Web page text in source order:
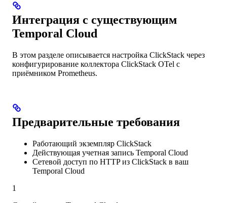
Интеграция с существующим
Temporal Cloud
В этом разделе описывается настройка ClickStack через
конфигурирование коллектора ClickStack OTel с
приёмником Prometheus.
Предварительные требования
Работающий экземпляр ClickStack
Действующая учетная запись Temporal Cloud
Сетевой доступ по HTTP из ClickStack в ваш
Temporal Cloud
1